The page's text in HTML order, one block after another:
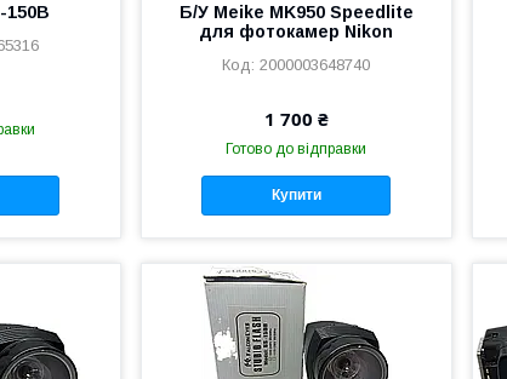
150B
Б/У Meike MK950 Speedlite
для фотокамер Nikon
2000003648740
1 700 ₴
Готово до відправки
Купити